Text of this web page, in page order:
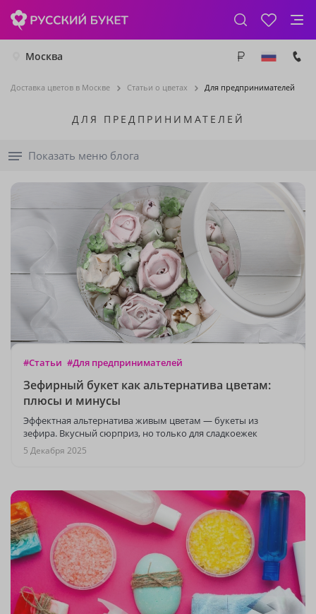
Москва
Доставка цветов в Москве Статьи о цветах Для предпринимателей
ДЛЯ ПРЕДПРИНИМАТЕЛЕЙ
Показать меню блога
#Статьи #Для предпринимателей
Зефирный букет как альтернатива цветам:
плюсы и минусы
Эффектная альтернатива живым цветам — букеты из
зефира. Вкусный сюрприз, но только для сладкоежек
5 Декабря 2025